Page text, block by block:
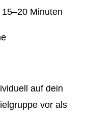
15–20 Minuten
auf dein
vor als